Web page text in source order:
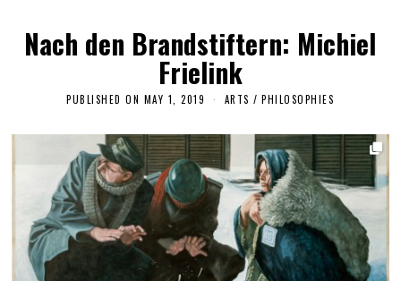
Nach den Brandstiftern: Michiel
Frielink
PUBLISHED ON MAY 1, 2019 ARTS / PHILOSOPHIES